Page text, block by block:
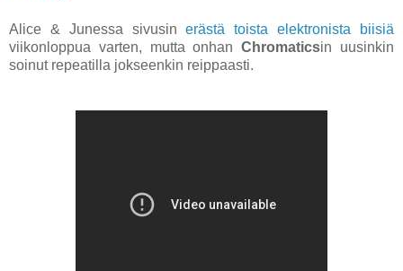
Alice & Junessa sivusinerästä toista elektronista biisiä
viikonloppua varten, mutta onhanChromaticsin uusinkin
soinut repeatilla jokseenkin reippaasti.